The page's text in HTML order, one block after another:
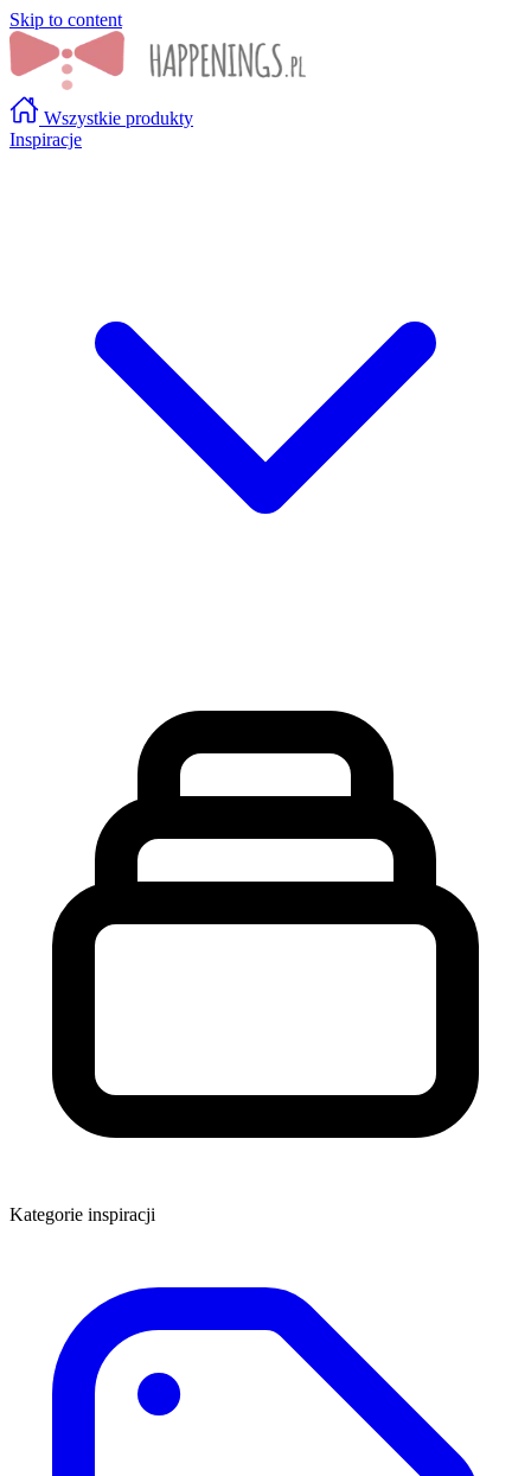
Skip to content
Wszystkie produkty
Inspiracje
Kategorie inspiracji